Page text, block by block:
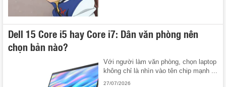
Dell 15 Core i5 hay Core i7: Dân văn phòng nên
chọn bản nào?
Với người làm văn phòng, chọn laptop
không chỉ là nhìn vào tên chip mạnh ...
27/07/2026